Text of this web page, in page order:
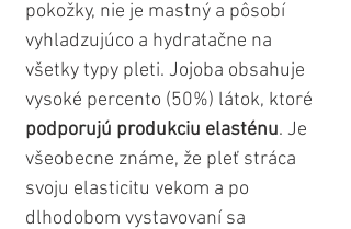
pokožky, nie je mastný a pôsobí
vyhladzujúco a hydratačne na
všetky typy pleti. Jojoba obsahuje
vysoké percento (50%) látok, ktoré
podporujú produkciu elasténu. Je
všeobecne známe, že pleť stráca
svoju elasticitu vekom a po
dlhodobom vystavovaní sa